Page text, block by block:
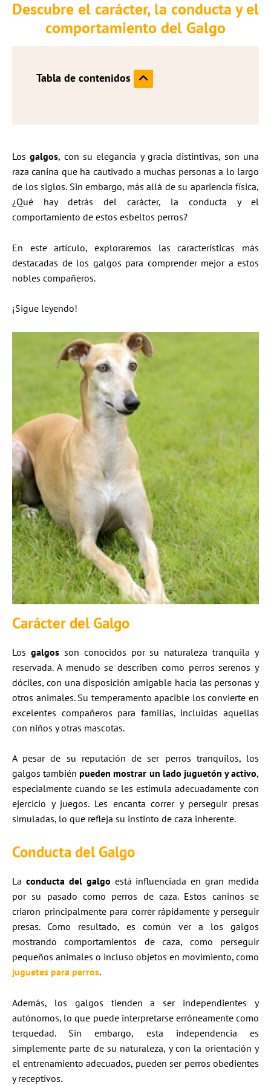
Descubre el carácter, la conducta y el
comportamiento del Galgo
Tabla de contenidos
Losgalgos, con su elegancia y gracia distintivas, son una
raza canina que ha cautivado a muchas personas a lo largo
de los siglos. Sin embargo, más allá de su apariencia física,
¿Qué hay detrás del carácter, la conducta y el
comportamiento de estos esbeltos perros?
En este artículo, exploraremos las características más
destacadas de los galgos para comprender mejor a estos
nobles compañeros.
¡Sigue leyendo!
Carácter del Galgo
Los galgosson conocidos por su naturaleza tranquila y
reservada. A menudo se describen como perros serenos y
dóciles, con una disposición amigable hacia las personas y
otros animales. Su temperamento apacible los convierte en
excelentes compañeros para familias, incluidas aquellas
con niños y otras mascotas.
A pesar de su reputación de ser perros tranquilos, los
galgos tambiénpueden mostrar un lado juguetón y activo,
especialmente cuando se les estimula adecuadamente con
ejercicio y juegos. Les encanta correr y perseguir presas
simuladas, lo que refleja su instinto de caza inherente.
Conducta del Galgo
La conducta del galgo está influenciada en gran medida
por su pasado como perros de caza. Estos caninos se
criaron principalmente para correr rápidamente y perseguir
presas. Como resultado, es común ver a los galgos
mostrando comportamientos de caza, como perseguir
pequeños animales o incluso objetos en movimiento, como
juguetes para perros.
Además, los galgos tienden a ser independientes y
autónomos, lo que puede interpretarse erróneamente como
terquedad. Sin embargo, esta independencia es
simplemente parte de su naturaleza, y con la orientación y
el entrenamiento adecuados, pueden ser perros obedientes
y receptivos.